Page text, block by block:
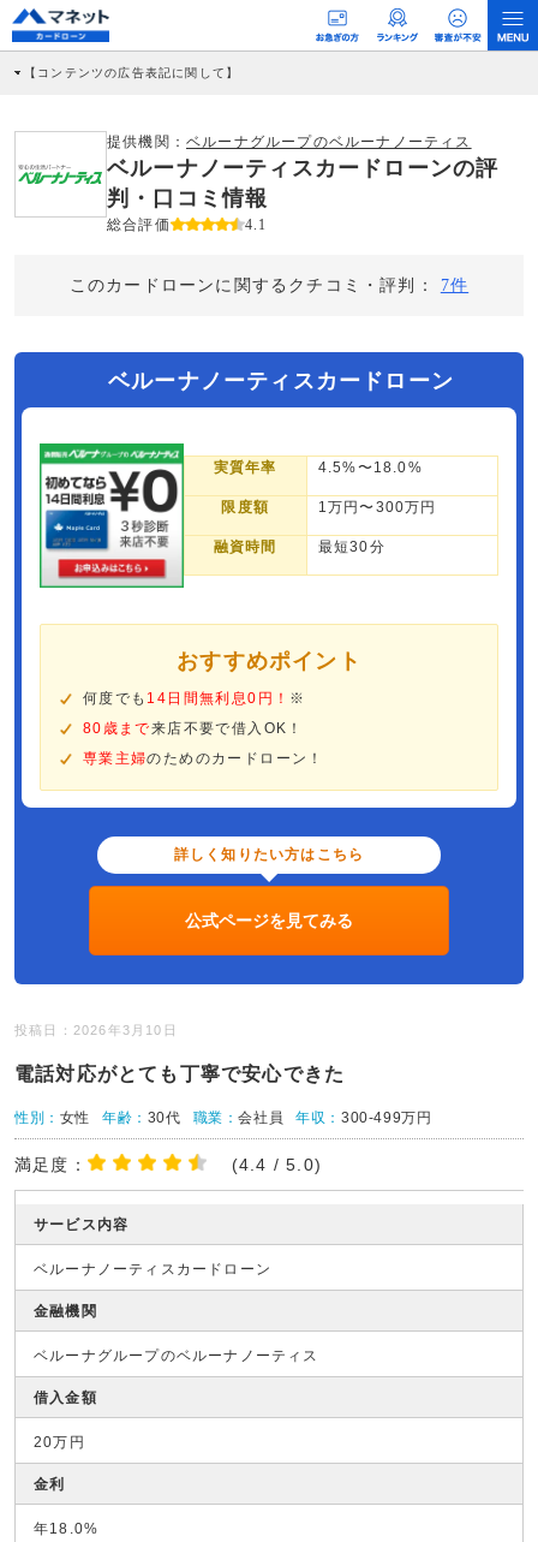
【コンテンツの広告表記に関して】
社に対して企業から紹介報酬が支払われるという収益モデルです。 ただし、特定の
商品を根拠なくPRするものではなく、当編集部の調査／ユーザーへの口コミ収集な
どに基づき、公平性を担保した情報提供を行っています。
>提携企業一覧
提供機関： ベルーナグループのベルーナノーティス
ベルーナノーティスカードローンの評
判・口コミ情報
総合評価 4.1
このカードローンに関するクチコミ・評判： 7件
ベルーナノーティスカードローン
実質年率 4.5%〜18.0%
限度額 1万円〜300万円
融資時間 最短30分
おすすめポイント
何度でも 14日間無利息0円！ ※
80歳まで来店不要で借入OK！
専業主婦のためのカードローン！
詳しく知りたい方はこちら
公式ページを見てみる
投稿日：2026年3月10日
電話対応がとても丁寧で安心できた
性別： 女性 年齢： 30代 職業：会社員 年収：300-499万円
満足度： (4.4 / 5.0)
サービス内容
ベルーナノーティスカードローン
金融機関
ベルーナグループのベルーナノーティス
借入金額
20万円
金利
年18.0%